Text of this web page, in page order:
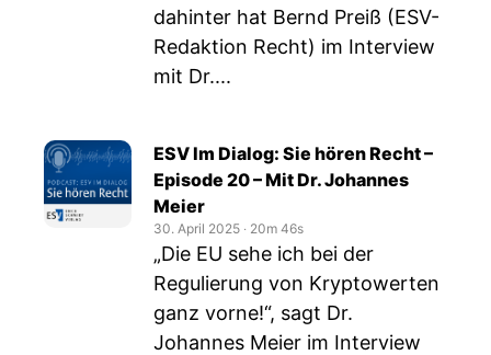
dahinter hat Bernd Preiß (ESV-
Redaktion Recht) im Interview
mit Dr....
ESV Im Dialog: Sie hören Recht –
Episode 20 – Mit Dr. Johannes
Meier
30. April 2025 ‧ 20m 46s
„Die EU sehe ich bei der
Regulierung von Kryptowerten
ganz vorne!“, sagt Dr.
Johannes Meier im Interview